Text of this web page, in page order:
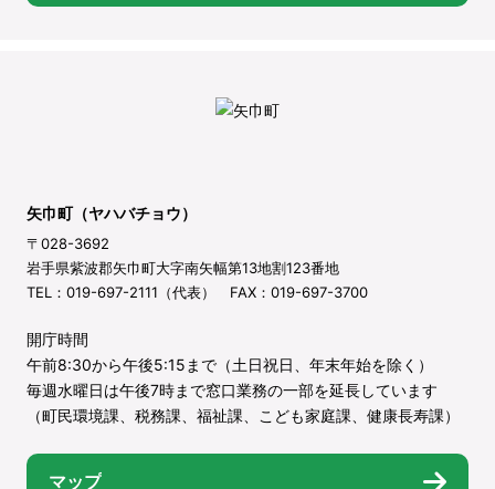
矢巾町（ヤハバチョウ）
〒028-3692
岩手県紫波郡矢巾町大字南矢幅第13地割123番地
TEL：019-697-2111（代表） FAX：019-697-3700
開庁時間
午前8:30から午後5:15まで（土日祝日、年末年始を除く）
毎週水曜日は午後7時まで窓口業務の一部を延長しています
（町民環境課、税務課、福祉課、こども家庭課、健康長寿課）
マップ